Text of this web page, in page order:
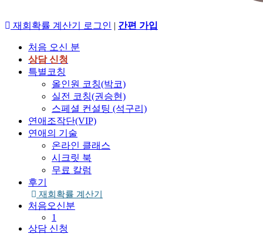
재회확률 계산기 로그인 | 간편 가입
처음 오신 분
상담 신청
특별코칭
올인원 코칭(박코)
실전 코칭(권승현)
스페셜 컨설팅 (석구리)
연애조작단(VIP)
연애의 기술
온라인 클래스
시크릿 북
무료 칼럼
후기
재회확률 계산기
처음오신분
1
상담 신청